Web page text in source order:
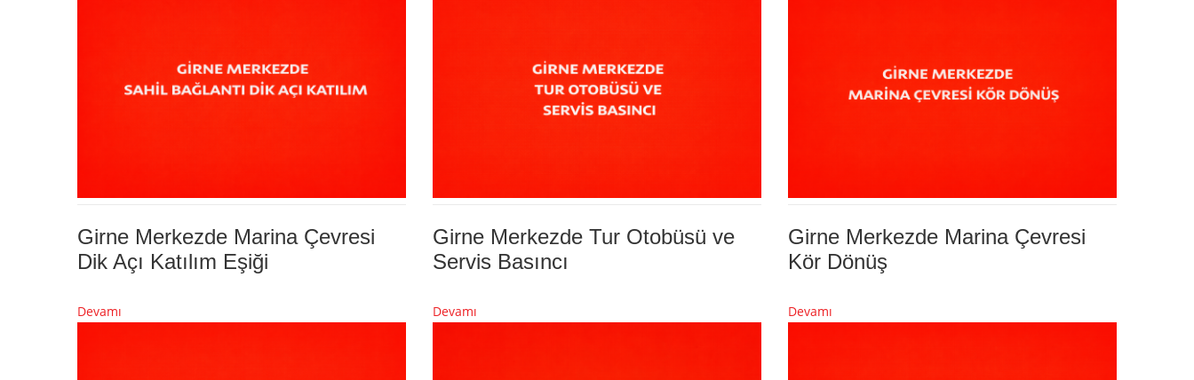
Girne Merkezde Marina Çevresi
Dik Açı Katılım Eşiği
Devamı
Girne Merkezde Tur Otobüsü ve
Servis Basıncı
Devamı
Girne Merkezde Marina Çevresi
Kör Dönüş
Devamı